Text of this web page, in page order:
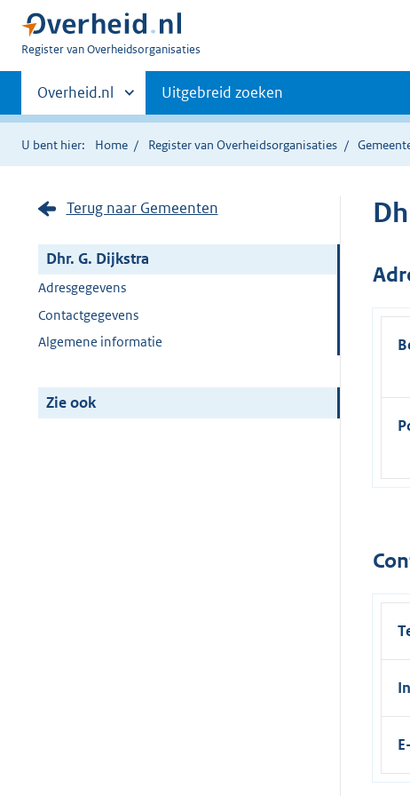
U
Register van Overheidsorganisaties
Primaire
navigatie
Andere
sites
binnen
Overheid.nl Uitgebreid zoeken
U bent hier: Home Register van Overheidsorganisaties
Terug naar Gemeenten
Dhr. G. Dijkstra
Adresgegevens
Contactgegevens
Algemene informatie
Zie ook